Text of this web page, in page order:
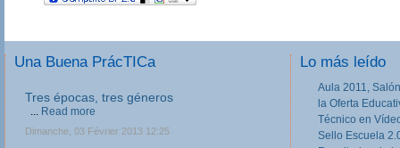
Una Buena PrácTICa
Tres épocas, tres géneros
... Read more
Dimanche, 03 Février 2013 12:25
Lo más leído
Aula 2011,
la Oferta
Técnico en
Sello Escuela